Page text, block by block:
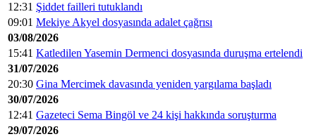
12:31 Şiddet failleri tutuklandı
09:01 Mekiye Akyel dosyasında adalet çağrısı
03/08/2026
15:41 Katledilen Yasemin Dermenci dosyasında duruşma ertelendi
31/07/2026
20:30 Gina Mercimek davasında yeniden yargılama başladı
30/07/2026
12:41 Gazeteci Sema Bingöl ve 24 kişi hakkında soruşturma
29/07/2026